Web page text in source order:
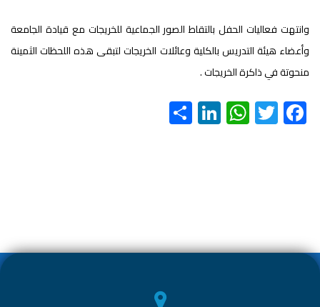
وانتهت فعاليات الحفل بالتقاط الصور الجماعية للخريجات مع قيادة الجامعة
وأعضاء هيئة التدريس بالكلية وعائلات الخريجات لتبقى هذه اللحظات الثمينة
منحوتة في ذاكرة الخريجات .
F
ac
T
wi
W
h
p
Li
nk